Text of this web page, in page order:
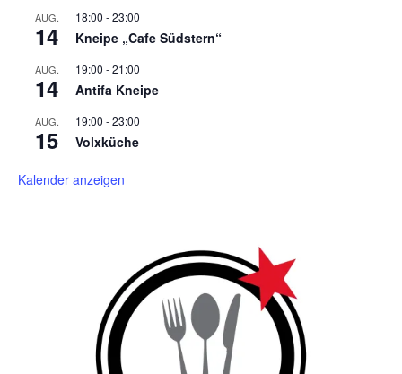
AUG.
14
18:00 -23:00
Kneipe „Cafe Südstern“
AUG.
14
19:00 -21:00
Antifa Kneipe
AUG.
15
19:00 -23:00
Volxküche
Kalender anzeigen